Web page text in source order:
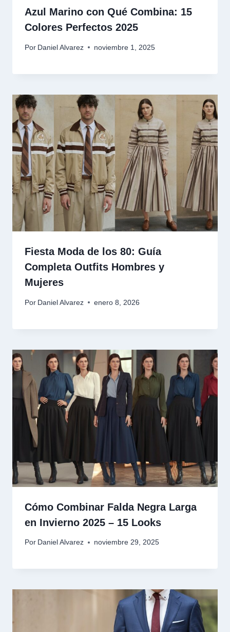
Azul Marino con Qué Combina: 15
Colores Perfectos 2025
Por Daniel Alvarez noviembre 1, 2025
Fiesta Moda de los 80: Guía
Completa Outfits Hombres y
Mujeres
Por Daniel Alvarez enero 8, 2026
Cómo Combinar Falda Negra Larga
en Invierno 2025 – 15 Looks
Por Daniel Alvarez noviembre 29, 2025